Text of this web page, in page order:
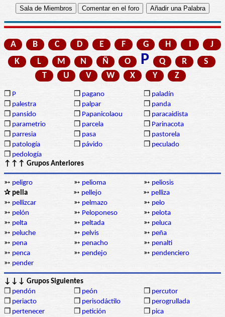
A B C D E F G H I
J
K
L M N Ñ O P Q R
S
T
U V W X Y Z
❒ P ❒ pagano ❒ paladín
❒ palestra ❒ palpar ❒ panda
❒ pansido ❒ Papanicolaou ❒ paracaidista
❒ parametrio ❒ parcela ❒ Parinacota
❒ parresia ❒ pasa ❒ pastorela
❒ patología ❒ pávido ❒ peculado
❒ pedología
↑↑↑ Grupos Anteriores
➳ peligro ➳ pelioma ➳ peliosis
✰ pella
➳ pellejo ➳ pelliza
➳ pellizcar ➳ pelmazo ➳ pelo
➳ pelón ➳ Peloponeso ➳ pelota
➳ pelta ➳ peltada ➳ peluca
➳ peluche ➳ pelvis ➳ peña
➳ pena ➳ penacho ➳ penalti
➳ penca ➳ pendejo ➳ pendenciero
➳ pender
↓↓↓ Grupos Siguientes
❒ pendón ❒ peón ❒ percutor
❒ periacto ❒ perisodáctilo ❒ perogrullada
❒ pertenecer ❒ petición ❒ pica